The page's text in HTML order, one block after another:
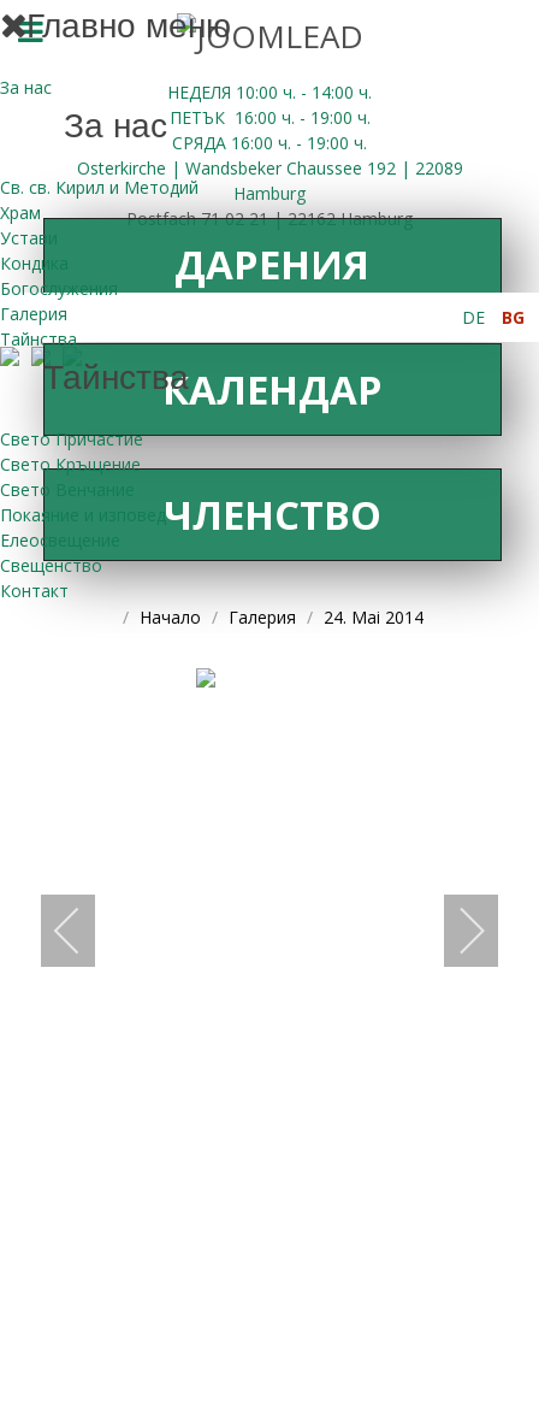
НЕДЕЛЯ 10:00 ч. - 14:00 ч.
ПЕТЪК 16:00 ч. - 19:00 ч.
СРЯДА 16:00 ч. - 19:00 ч.
Osterkirche | Wandsbeker Chaussee 192 | 22089
Hamburg
Postfach 71 02 21 | 22162 Hamburg
Главно меню
За нас
За нас
Св. св. Кирил и Методий
Храм
Устави
Кондика
Богослужения
Галерия
Тайнства
Тайнства
Свето Причастие
Свето Кръщение
Свето Венчание
Покаяние и изповед
Елеосвещение
Свещенство
Контакт
DE BG
ДАРЕНИЯ
КАЛЕНДАР
ЧЛЕНСТВО
Начало Галерия 24. Mai 2014